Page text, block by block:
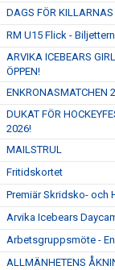
DAGS FÖR
RM U15 Flick -
ARVIKA ICEBEARS
ÖPPEN!
ENKRONASMATCHEN
DUKAT FÖR
2026!
MAILSTRUL
Fritidskortet
Premiär Skridsko- och
Arvika Icebears
Arbetsgruppsmöte -
ALLMÄNHETENS